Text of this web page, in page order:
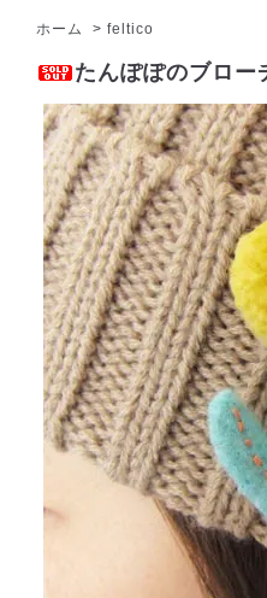
ホーム >feltico
たんぽぽのブロ